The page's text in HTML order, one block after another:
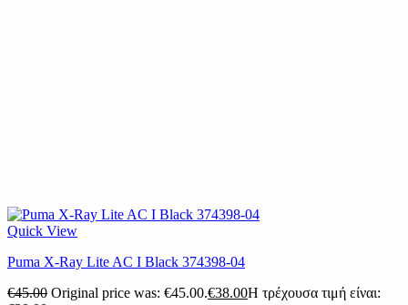
Quick View
Puma X-Ray Lite AC I Black 374398-04
€45.00 Original price was: €45.00.€38.00Η τρέχουσα τιμή είναι: